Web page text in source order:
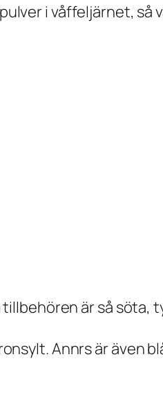
i våffeljärnet, så
är så söta,
Annrs är även